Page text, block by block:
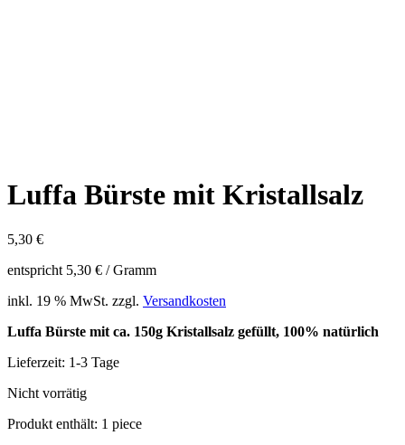
Luffa Bürste mit Kristallsalz
5,30 €
entspricht 5,30 € / Gramm
inkl. 19 % MwSt. zzgl. Versandkosten
Luffa Bürste mit ca. 150g Kristallsalz gefüllt, 100% natürlich
Lieferzeit: 1-3 Tage
Nicht vorrätig
Produkt enthält: 1 piece